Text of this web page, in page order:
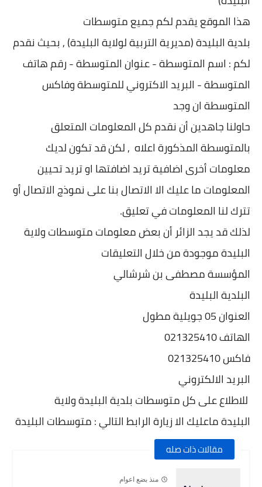
هذا الموقع يقدم لكم جميع متوسطات
بلديةالبليدة (مديرية التربية لولاية البليدة) , بحيث نقدم
لكم : اسم المتوسطة - عنوان المتوسطة - رقم هاتف
المتوسطة - البريد الاكتروني للمتوسطة وفاكس
المتوسطة ان وجد
حاولنا جاهدين أن نقدم كل المعلومات المتعلق
بالمتوسطة المذكورة اعلاه , لكن قد تكون لديك
معلومات أخرى اضافية تريد اضافتها او تريد تحيين
المعلومات ما عليك الا الاتصال بنا على نموذج الاتصال أو
تترك لنا المعلومات في تعليق.
لذلك قد يجد الزائر أن بعض معلومات متوسطات ولاية
البليدة موجودة من خلال التعليقات
المؤسسة مصطفى بن شرشالي
البلدية البليدة
العنوان 05 جويلية مطول
الهاتف 021325410
فاكس 021325410
البريد الالكتروني
للاطلاع على كل متوسطات بلدية البليدة ولاية
البليدة ماعليك الا زيارة الرابط التالي : متوسطات البليدة
مقالات ذات صله
منذ بضع اعوام